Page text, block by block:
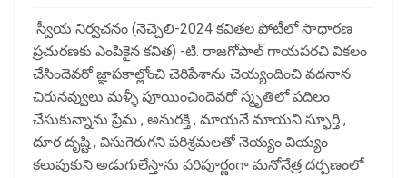
స్వీయ నిర్వచనం (నెచ్చెలి-2024 కవితల పోటీలో సాధారణ
ప్రచురణకు ఎంపికైన కవిత) -టి. రాజగోపాల్ గాయపరచి వికలం
చేసిందెవరో జ్ఞాపకాల్లోంచి చెరిపేశాను చెయ్యందించి వదనాన
చిరునవ్వులు మళ్ళీ పూయించిందెవరో స్మృతిలో పదిలం
చేసుకున్నాను ప్రేమ , అనురక్తి , మాయనే మాయని స్ఫూర్తి ,
దూర దృష్టి , విసుగెరుగని పరిశ్రమలతో నెయ్యం వియ్యం
కలుపుకుని అడుగులేస్తాను పరిపూర్ణంగా మనోనేత్ర దర్పణంలో